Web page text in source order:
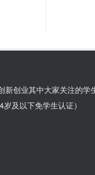
创业其中大家关注的
及以下免学生认证）